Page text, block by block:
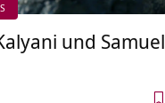
und Samuel